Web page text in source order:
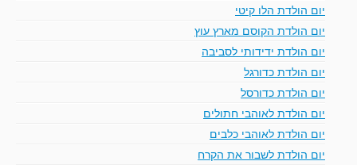
יום הולדת הלו קיטי
יום הולדת הקוסם מארץ עוץ
יום הולדת ידידותי לסביבה
יום הולדת כדורגל
יום הולדת כדורסל
יום הולדת לאוהבי חתולים
יום הולדת לאוהבי כלבים
יום הולדת לשבור את הקרח